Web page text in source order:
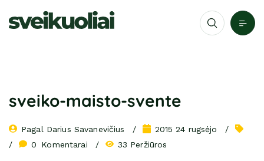
sveiko-maisto-svente
Pagal Darius Savanevičius
2015 24 rugsėjo
0
Komentarai 33 Peržiūros